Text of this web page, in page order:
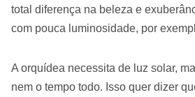
total diferença na beleza e
com pouca luminosidade, por
A orquídea necessita de luz solar,
nem o tempo todo. Isso quer dizer